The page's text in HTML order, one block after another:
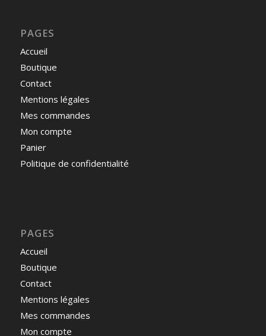
PAGES
Accueil
Boutique
Contact
Mentions légales
Mes commandes
Mon compte
Panier
Politique de confidentialité
PAGES
Accueil
Boutique
Contact
Mentions légales
Mes commandes
Mon compte